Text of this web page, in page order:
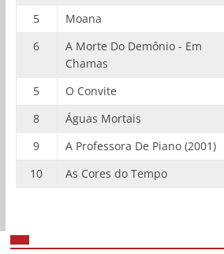
5
Moana
6
A Morte Do Demônio - Em
Chamas
5 O Convite
8
Águas Mortais
9
A Professora De Piano (2001)
10
As Cores do Tempo